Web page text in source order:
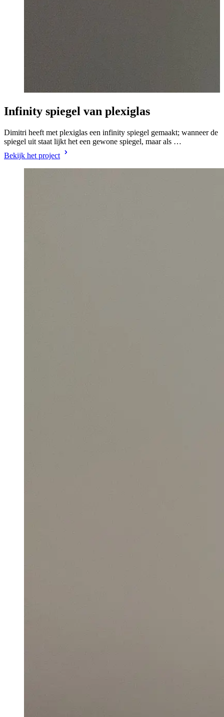
Infinity spiegel van plexiglas
Dimitri heeft met plexiglas een infinity spiegel gemaakt; wanneer de
spiegel uit staat lijkt het een gewone spiegel, maar als …
Bekijk het project